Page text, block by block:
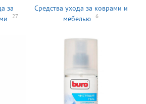
за
27
Средства ухода за коврами и
мебелью
6